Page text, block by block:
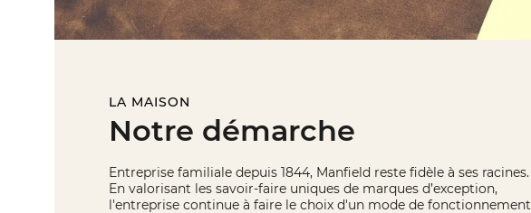
LA MAISON
Notre démarche
Entreprise familiale depuis 1844, Manfield reste fidèle à ses racines.
En valorisant les savoir-faire uniques de marques d’exception,
l'entreprise continue à faire le choix d'un mode de fonctionnement